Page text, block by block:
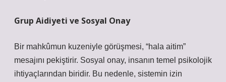
Grup Aidiyeti ve Sosyal Onay
Bir mahkûmun kuzeniyle görüşmesi, “hala aitim”
mesajını pekiştirir. Sosyal onay, insanın temel psikolojik
ihtiyaçlarından biridir. Bu nedenle, sistemin izin